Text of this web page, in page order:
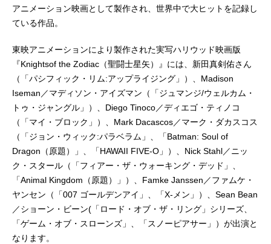
アニメーション映画として製作され、世界中で大ヒットを記録し
ている作品。
東映アニメーションにより製作された実写ハリウッド映画版
『Knightsof the Zodiac（聖闘士星矢）』には、新田真剣佑さん
（「パシフィック・リム:アップライジング」）、Madison
Iseman／マディソン・アイズマン（「ジュマンジ/ウェルカム・
トゥ・ジャングル」）、Diego Tinoco／ディエゴ・ティノコ
（「マイ・ブロック」）、Mark Dacascos／マーク・ダカスコス
（「ジョン・ウィック:パラベラム」、「Batman: Soul of
Dragon（原題）」、「HAWAII FIVE-O」）、Nick Stahl／ニッ
ク・スタール（「フィアー・ザ・ウォーキング・デッド」、
「Animal Kingdom（原題）」）、Famke Janssen／ファムケ・
ヤンセン（「007 ゴールデンアイ」、「X-メン」）、Sean Bean
／ショーン・ビーン(「ロード・オブ・ザ・リング」シリーズ、
「ゲーム・オブ・スローンズ」、「スノーピアサー」）が出演と
なります。